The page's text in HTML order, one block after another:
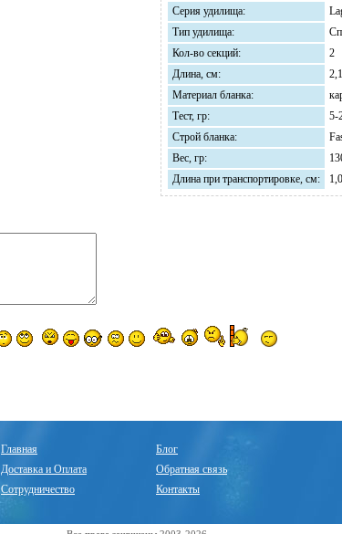
Серия удилища:
Тип удилища:
Кол-во секций:
2
Длина, см:
Материал бланка:
Тест, гр:
5-
Строй бланка:
Вес, гр:
Длина при транспортировке, см:
Главная
Доставка и Оплата
Сотрудничество
Блог
Обратная связь
Контакты